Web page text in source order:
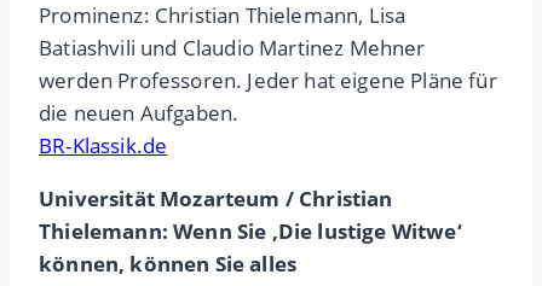
Prominenz: Christian Thielemann, Lisa
Batiashvili und Claudio Martinez Mehner
werden Professoren. Jeder hat eigene Pläne für
die neuen Aufgaben.
BR-Klassik.de
Universität Mozarteum / Christian
Thielemann: Wenn Sie ‚Die lustige Witwe‘
können, können Sie alles